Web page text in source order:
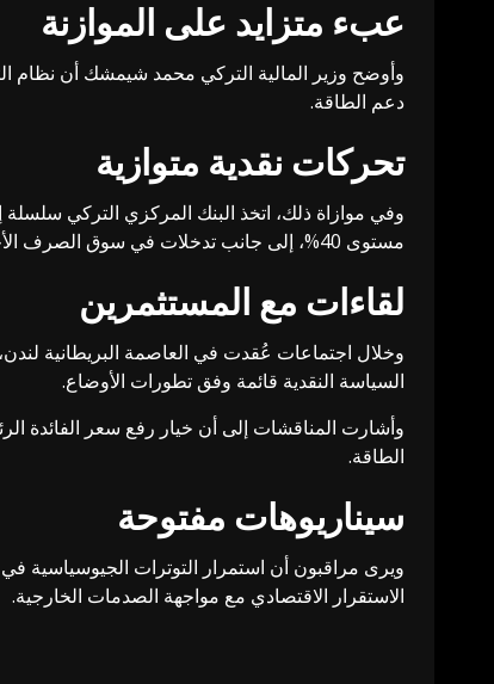
عبء متزايد على الموازنة
وأوضح وزير المالية التركي محمد شيمشك أن نظام
دعم الطاقة.
تحركات نقدية متوازية
مستوى 40%، إلى جانب تدخلات في سوق الصرف الأجنبي عبر استخدام احتياطيات النقد والذهب.
لقاءات مع المستثمرين
وخلال اجتماعات عُقدت في العاصمة البريطانية
السياسة النقدية قائمة وفق تطورات الأوضاع.
وأشارت المناقشات إلى أن خيار رفع سعر الفائدة
الطاقة.
سيناريوهات مفتوحة
ويرى مراقبون أن استمرار التوترات الجيوسياسية
الاستقرار الاقتصادي مع مواجهة الصدمات الخارجية.